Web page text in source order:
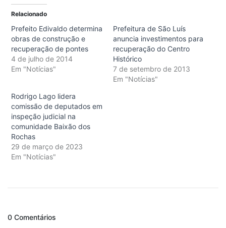
Relacionado
Prefeito Edivaldo determina
obras de construção e
recuperação de pontes
4 de julho de 2014
Em "Notícias"
Prefeitura de São Luís
anuncia investimentos para
recuperação do Centro
Histórico
7 de setembro de 2013
Em "Notícias"
Rodrigo Lago lidera
comissão de deputados em
inspeção judicial na
comunidade Baixão dos
Rochas
29 de março de 2023
Em "Notícias"
0 Comentários